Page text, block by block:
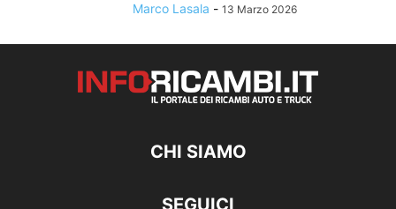
Marco Lasala - 13 Marzo 2026
CHI SIAMO
SEGUICI